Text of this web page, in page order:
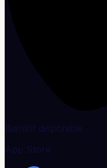
Bientôt disponible
App Store